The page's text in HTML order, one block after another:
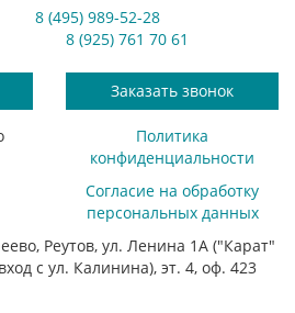
8 (495) 989-52-28
8 (925) 761 70 61
Заказать звонок
Политика
конфиденциальности
Согласие на обработку
персональных данных
Реутов, ул. Ленина 1А ("Карат"
с ул. Калинина), эт. 4, оф. 423